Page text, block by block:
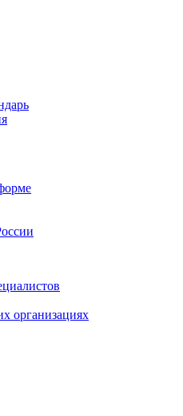
организациях